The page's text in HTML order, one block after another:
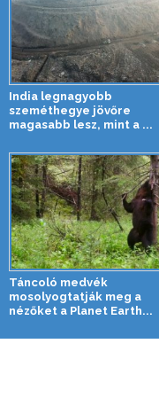
India legnagyobb
szeméthegye jövőre
magasabb lesz, mint a ...
Táncoló medvék
mosolyogtatják meg a
nézőket a Planet Earth...